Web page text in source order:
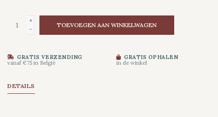
+
-
TOEVOEGEN AAN WINKELWAGEN
GRATIS VERZENDING
vanaf €75 in België
GRATIS OPHALEN
in de winkel
DETAILS